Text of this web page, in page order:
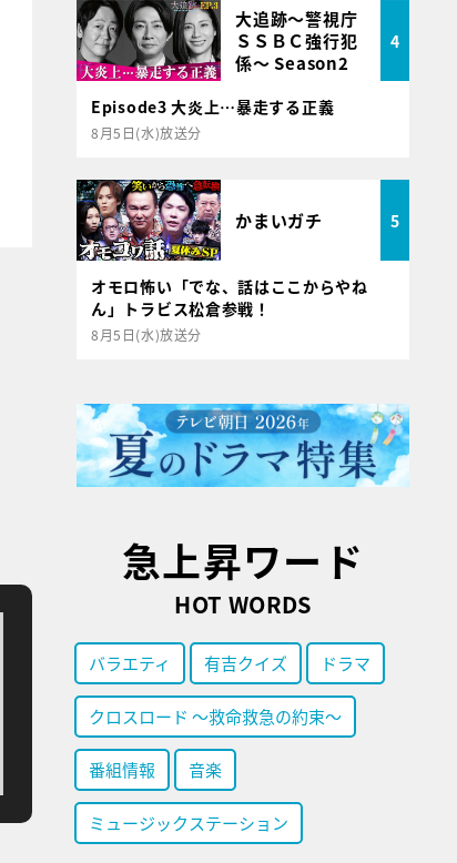
スキボタン
大追跡～警視庁
ＳＳＢＣ強行犯
係～ Season2
4
Episode3 大炎上…暴走する正義
8月5日(水)放送分
かまいガチ 5
オモロ怖い「でな、話はここからやね
ん」トラビス松倉参戦！
8月5日(水)放送分
急上昇ワード
HOT WORDS
バラエティ 有吉クイズ ドラマ
クロスロード ～救命救急の約束～
番組情報 音楽
ミュージックステーション